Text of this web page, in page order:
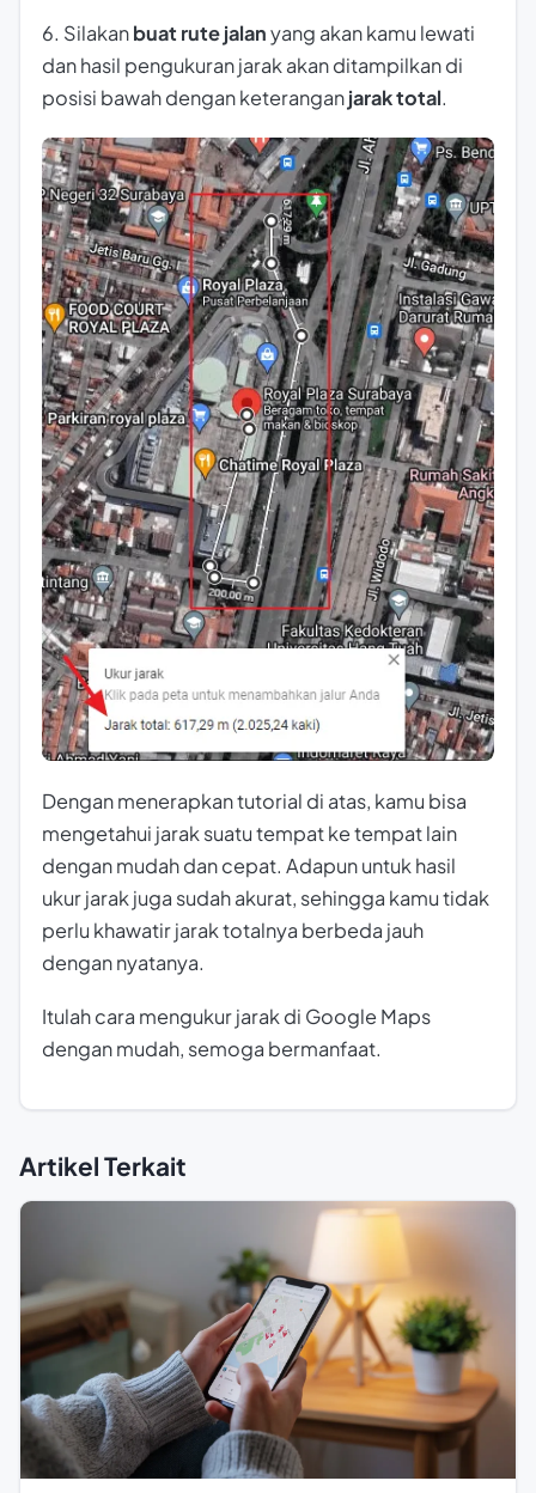
6. Silakanbuat rute jalanyang akan kamu lewati
dan hasil pengukuran jarak akan ditampilkan di
posisi bawah dengan keteranganjarak total.
Dengan menerapkan tutorial di atas, kamu bisa
mengetahui jarak suatu tempat ke tempat lain
dengan mudah dan cepat. Adapun untuk hasil
ukur jarak juga sudah akurat, sehingga kamu tidak
perlu khawatir jarak totalnya berbeda jauh
dengan nyatanya.
Itulah cara mengukur jarak di Google Maps
dengan mudah, semoga bermanfaat.
Artikel Terkait